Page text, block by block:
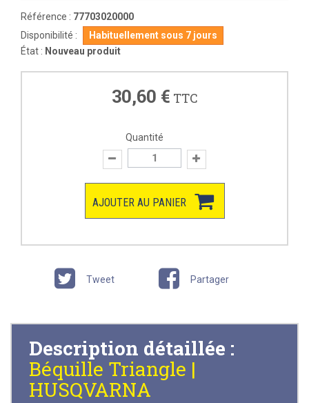
Référence : 77703020000
Disponibilité :
Habituellement sous 7 jours
État : Nouveau produit
30,60 € TTC
Quantité
AJOUTER AU PANIER
Tweet Partager
Description détaillée :
Béquille Triangle |
HUSQVARNA